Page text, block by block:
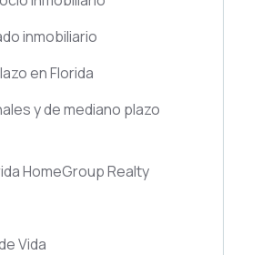
inmobiliario
en Florida
y de mediano plazo
HomeGroup Realty
Vida